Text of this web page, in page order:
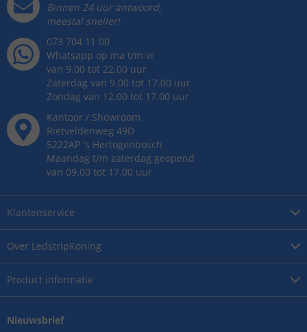
Over LedstripKoning
Product informatie
Klantenservice
Binnen 24 uur antwoord,
meestal sneller!
073 704 11 00
Whatsapp op ma t/m vr
van 9.00 tot 22.00 uur
Zaterdag van 9.00 tot 17.00 uur
Zondag van 12.00 tot 17.00 uur
Kantoor / Showroom
Rietveldenweg 49D
5222AP 's Hertogenbosch
Maandag t/m zaterdag geopend
van 09.00 tot 17.00 uur
Nieuwsbrief